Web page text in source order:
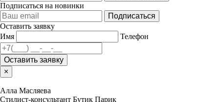
Подписаться на новинки
Подписаться
Оставить заявку
Имя
Телефон
Оставить заявку
×
Алла Масляева
Стилист-консультант Бутик Парик